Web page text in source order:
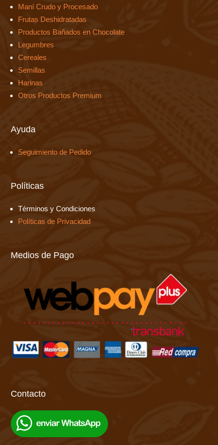
Maní Crudo y Procesado
Frutas Deshidratadas
Productos Bañados en Chocolate
Legumbres
Cereales
Semillas
Harinas
Otros Productos Premium
Ayuda
Seguimiento de Pedido
Políticas
Términos y Condiciones
Políticas de Privacidad
Medios de Pago
Contacto